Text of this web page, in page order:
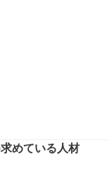
求めている人材